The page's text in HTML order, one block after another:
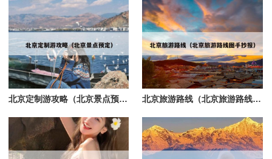
北京定制游攻略（北京景点预定） 北京旅游路线（北京旅游路线图手抄报）